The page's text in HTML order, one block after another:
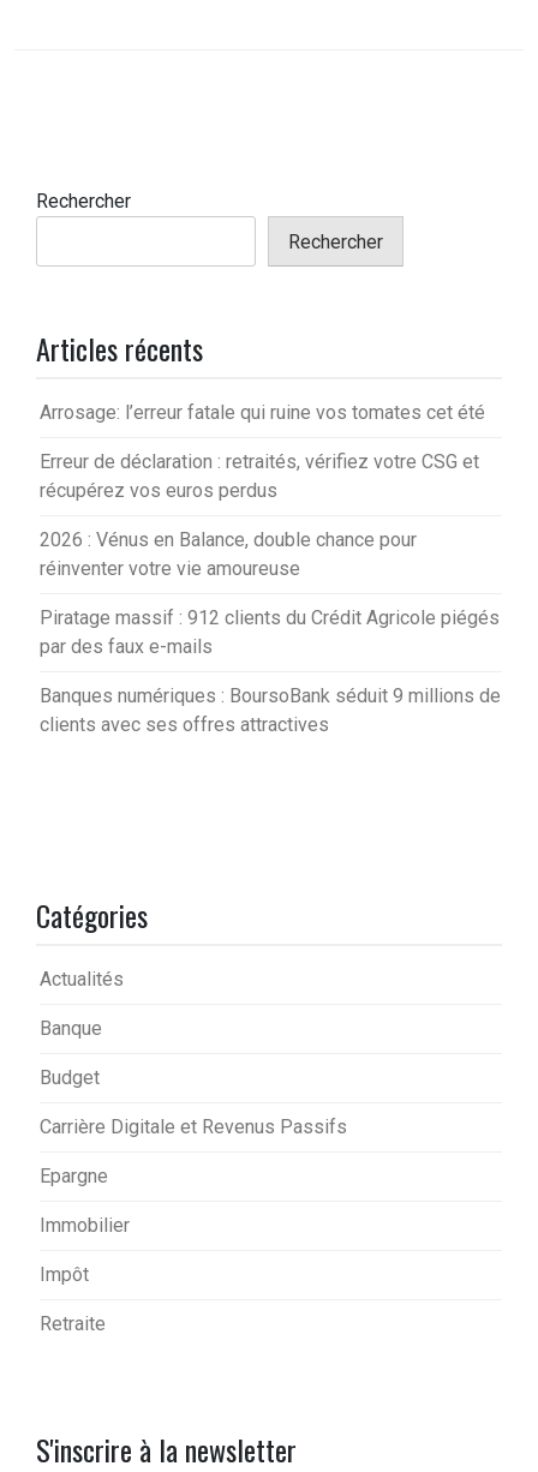
Rechercher
Rechercher
Articles récents
Arrosage: l’erreur fatale qui ruine vos tomates cet été
Erreur de déclaration : retraités, vérifiez votre CSG et
récupérez vos euros perdus
2026 : Vénus en Balance, double chance pour
réinventer votre vie amoureuse
Piratage massif : 912 clients du Crédit Agricole piégés
par des faux e-mails
Banques numériques : BoursoBank séduit 9 millions de
clients avec ses offres attractives
Catégories
Actualités
Banque
Budget
Carrière Digitale et Revenus Passifs
Epargne
Immobilier
Impôt
Retraite
S'inscrire à la newsletter